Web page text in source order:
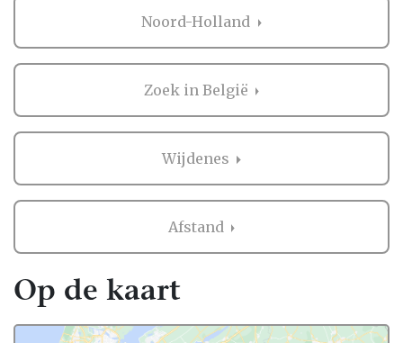
Noord-Holland
Zoek in België
Wijdenes
Afstand
Op de kaart